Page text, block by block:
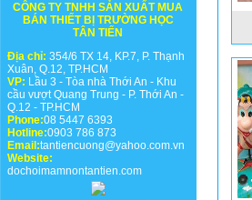
CÔNG TY TNHH SẢN XUẤT MUA
BÁN THIẾT BỊ TRƯỜNG HỌC
TÂN TIẾN
Địa chỉ: 354/6 TX 14, KP.7, P. Thạnh
Xuân, Q.12, TP.HCM
VP: Lầu 3 - Tòa nhà Thới An - Khu
cầu vượt Quang Trung - P. Thới An -
Q.12 - TP.HCM
Phone:08 5447 6393
Hotline:0903 786 873
Email:tantiencuong@yahoo.com.vn
Website:
dochoimamnontantien.com